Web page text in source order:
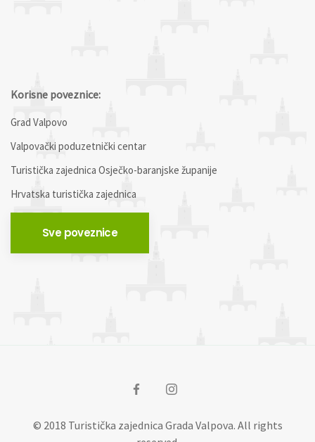
Korisne poveznice:
Grad Valpovo
Valpovački poduzetnički centar
Turistička zajednica Osječko-baranjske županije
Hrvatska turistička zajednica
Sve poveznice
© 2018 Turistička zajednica Grada Valpova. All rights